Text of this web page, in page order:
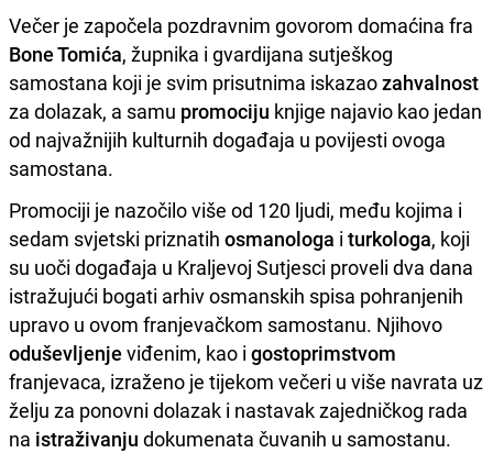
Večer je započela pozdravnim govorom domaćina fra
Bone Tomića, župnika i gvardijana sutješkog
samostana koji je svim prisutnima iskazaozahvalnost
za dolazak, a samu promociju knjige najavio kao jedan
od najvažnijih kulturnih događaja u povijesti ovoga
samostana.
Promociji je nazočilo više od 120 ljudi, među kojima i
sedam svjetski priznatih osmanologa i turkologa, koji
su uoči događaja u Kraljevoj Sutjesci proveli dva dana
istražujući bogati arhiv osmanskih spisa pohranjenih
upravo u ovom franjevačkom samostanu. Njihovo
oduševljenje viđenim, kao i gostoprimstvom
franjevaca, izraženo je tijekom večeri u više navrata uz
želju za ponovni dolazak i nastavak zajedničkog rada
na istraživanju dokumenata čuvanih u samostanu.